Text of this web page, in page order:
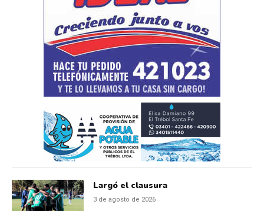
Largó el clausura
3 de agosto de 2026